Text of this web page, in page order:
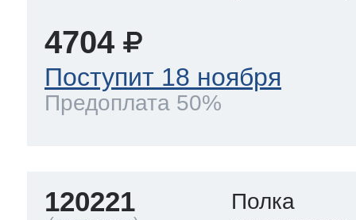
4704
Поступит 18 ноября
Предоплата 50%
120221
Полка